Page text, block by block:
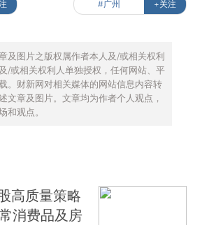
#广州 +关注
及图片之版权属作者本人及/或相关权利
/或相关权利人单独授权，任何网站、平
。财新网对相关媒体的网站信息内容转
文章及图片。文章均为作者个人观点，
和观点。
高质量策略
消费品及房